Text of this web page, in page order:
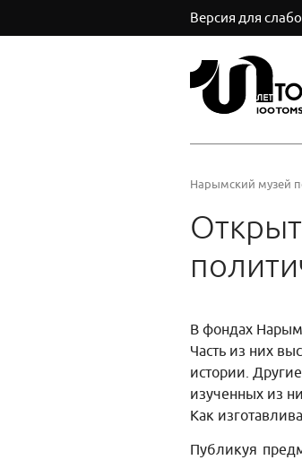
Версия для
Нарымский музей
В фондах
Часть из них
истории.
изученных из
Как
Публикуя